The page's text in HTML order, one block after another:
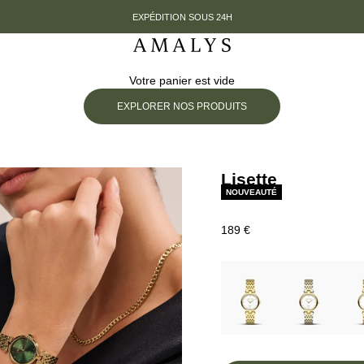
EXPÉDITION SOUS 24H
Amalys
Votre panier est vide
EXPLORER NOS PRODUITS
Lisette
NOUVEAUTÉ
Prix de vente
189 €